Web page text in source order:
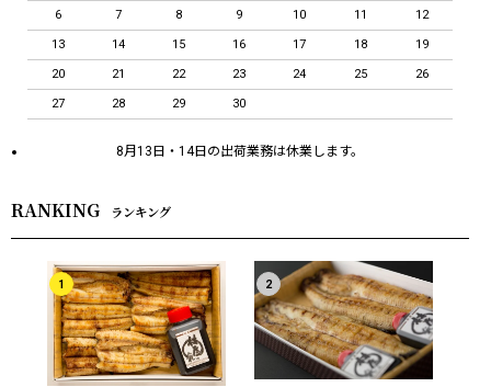
6 7 8 9 10 11 12
13 14 15 16 17 18 19
20 21 22 23 24 25 26
27 28 29 30
8月13日・14日の出荷業務は休業します。
RANKING ランキング
1 2